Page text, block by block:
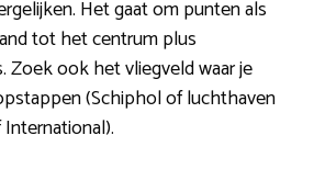
Het gaat om punten als
tot het centrum plus
Zoek ook het vliegveld waar je
(Schiphol of luchthaven